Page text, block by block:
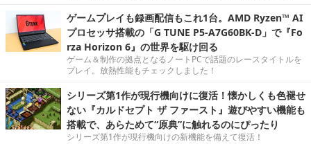
ゲームプレイも録画配信もこれ1台。AMD Ryzen™ AI
プロセッサ搭載の「G TUNE P5-A7G60BK-D」で『Fo
rza Horizon 6』の世界を駆け回る
ゲーム＆制作の拠点となるノートPCで話題のレースタイトルを
プレイ。放熱性能もチェックしました！
シリーズ第1作が現行機向けに復活！懐かしくも色褪せ
ない『カルドセプト ザ ファースト』遊びやすい機能も
搭載で、あらためて“原典”に触れるのにぴったり
シリーズ第1作が現行機向けの新機能を備えて復活！